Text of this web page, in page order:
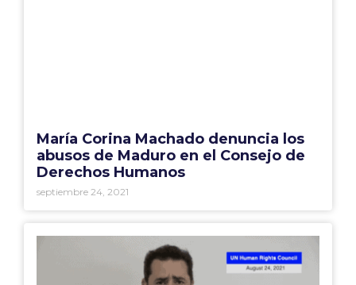
María Corina Machado denuncia los
abusos de Maduro en el Consejo de
Derechos Humanos
septiembre 24, 2021